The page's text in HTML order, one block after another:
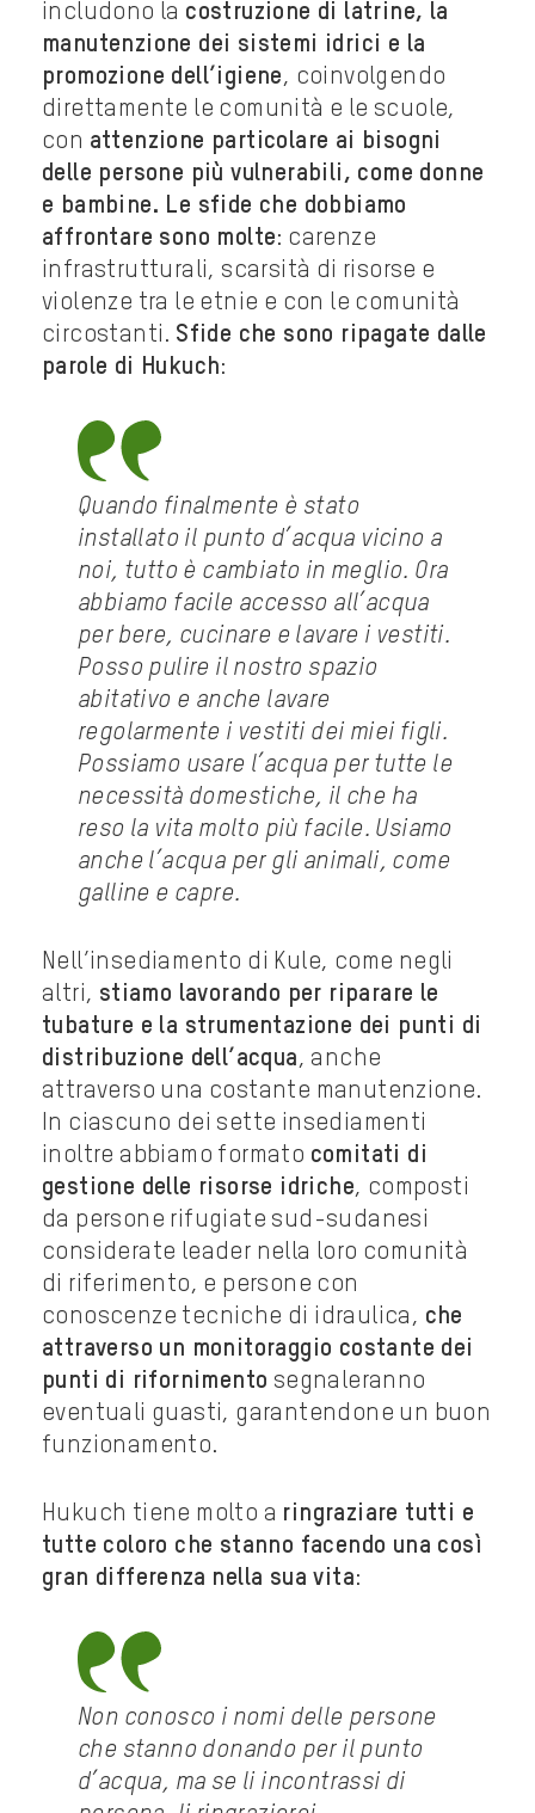
includono la costruzione di latrine, la
manutenzione dei sistemi idrici e la
promozione dell’igiene, coinvolgendo
direttamente le comunità e le scuole,
con attenzione particolare ai bisogni
delle persone più vulnerabili, come donne
e bambine. Le sfide che dobbiamo
affrontare sono molte: carenze
infrastrutturali, scarsità di risorse e
violenze tra le etnie e con le comunità
circostanti. Sfide che sono ripagate dalle
parole di Hukuch:
Quando finalmente è stato
installato il punto d’acqua vicino a
noi, tutto è cambiato in meglio. Ora
abbiamo facile accesso all’acqua
per bere, cucinare e lavare i vestiti.
Posso pulire il nostro spazio
abitativo e anche lavare
regolarmente i vestiti dei miei figli.
Possiamo usare l’acqua per tutte le
necessità domestiche, il che ha
reso la vita molto più facile. Usiamo
anche l’acqua per gli animali, come
galline e capre.
Nell’insediamento di Kule, come negli
altri, stiamo lavorando per riparare le
tubature e la strumentazione dei punti di
distribuzione dell’acqua, anche
attraverso una costante manutenzione.
In ciascuno dei sette insediamenti
inoltre abbiamo formato comitati di
gestione delle risorse idriche, composti
da persone rifugiate sud-sudanesi
considerate leader nella loro comunità
di riferimento, e persone con
conoscenze tecniche di idraulica, che
attraverso un monitoraggio costante dei
punti di rifornimento segnaleranno
eventuali guasti, garantendone un buon
funzionamento.
Hukuch tiene molto a ringraziare tutti e
tutte coloro che stanno facendo una così
gran differenza nella sua vita:
Non conosco i nomi delle persone
che stanno donando per il punto
d’acqua, ma se li incontrassi di